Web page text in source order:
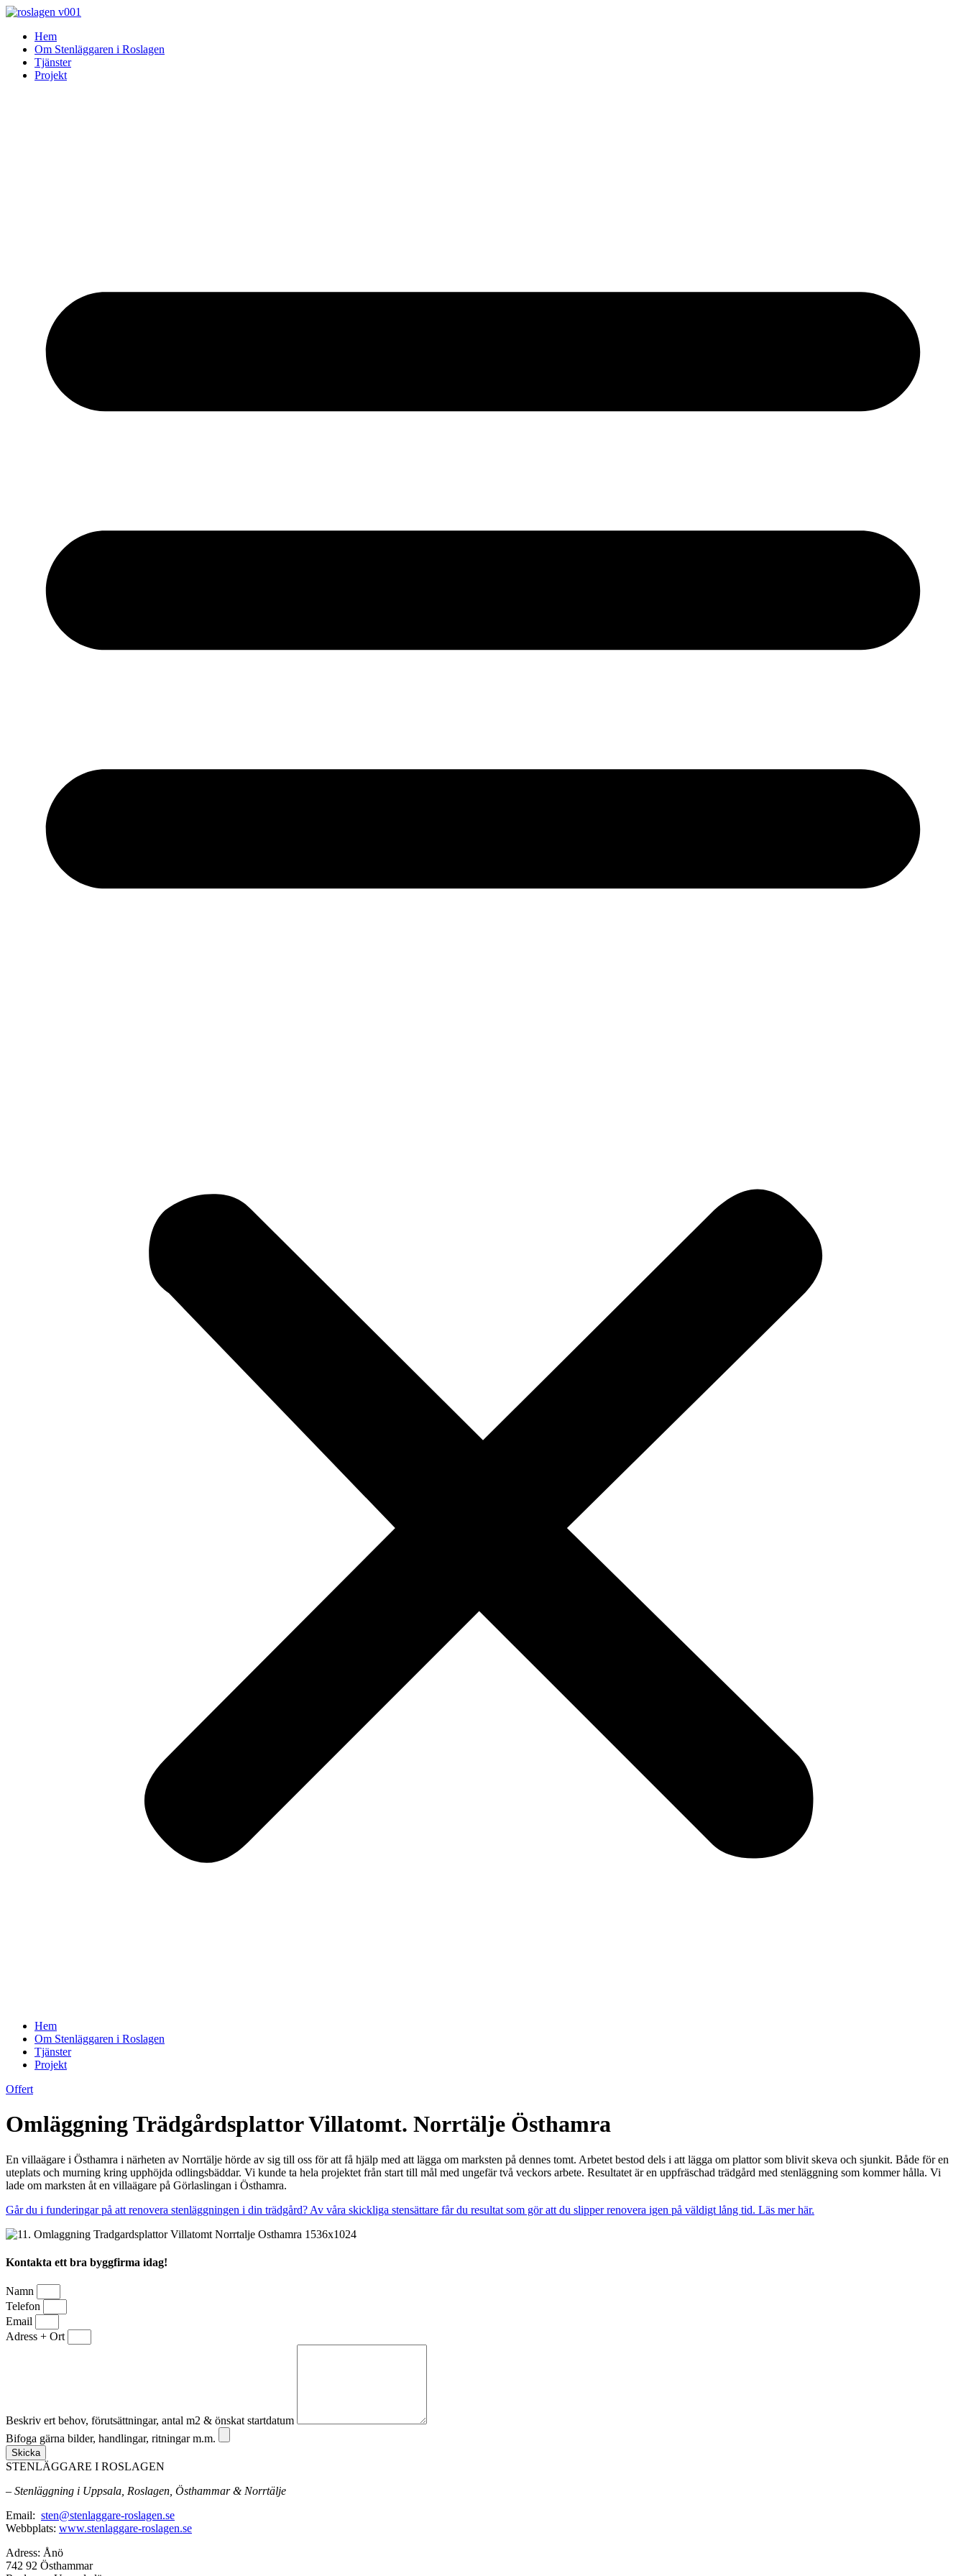
Skip
contentHem
Om Stenläggaren i Roslagen
Tjänster
Projekt
Hem
Om Stenläggaren i Roslagen
Tjänster
Projekt
Offert
Omläggning Trädgårdsplattor Villatomt. Norrtälje Östhamra
En villaägare i Östhamra i närheten av Norrtälje hörde av sig till oss för att få hjälp med att lägga om marksten på dennes tomt. Arbetet bestod dels i att lägga om plattor som blivit skeva och sjunkit. Både för en
uteplats och murning kring upphöjda odlingsbäddar. Vi kunde ta hela projektet från start till mål med ungefär två veckors arbete. Resultatet är en uppfräschad trädgård med stenläggning som kommer hålla. Vi
lade om marksten åt en villaägare på Görlaslingan i Östhamra.
Går du i funderingar på att renovera stenläggningen i din trädgård? Av våra skickliga stensättare får du resultat som gör att du slipper renovera igen på väldigt lång tid. Läs mer här.
Kontakta ett bra byggfirma idag!
Namn
Telefon
Email
Adress + Ort
Beskriv ert behov, förutsättningar, antal m2 & önskat startdatum
Bifoga gärna bilder, handlingar, ritningar m.m.
Skicka
STENLÄGGARE I ROSLAGEN
– Stenläggning i Uppsala, Roslagen, Östhammar & Norrtälje
Email: sten@stenlaggare-roslagen.se
Webbplats: www.stenlaggare-roslagen.se
Adress: Ånö
742 92 Östhammar